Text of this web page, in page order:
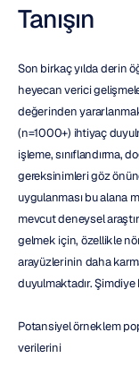
Tanışın
Son birkaç yılda derin
heyecan verici
değerinden
(n=1000+) ihtiyaç
işleme, sınıflandırma,
gereksinimleri göz
uygulanması bu alana
mevcut deneysel
gelmek için, özellikle
arayüzlerinin daha
duyulmaktadır.
Potansiyel örneklem
verilerini